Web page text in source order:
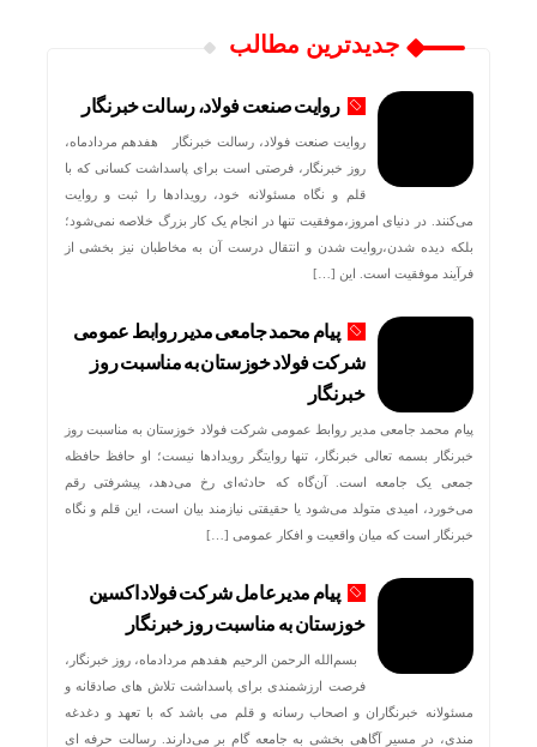
جدیدترین مطالب
روایت صنعت فولاد،‌ رسالت خبرنگار
روایت صنعت فولاد،‌ رسالت خبرنگار هفدهم مردادماه،
روز خبرنگار، فرصتی است برای پاسداشت کسانی که با
قلم و نگاه مسئولانه خود، رویدادها را ثبت و روایت
می‌کنند. در دنیای امروز،موفقیت تنها در انجام یک کار بزرگ خلاصه نمی‌شود؛
بلکه دیده شدن،روایت شدن و انتقال درست آن به مخاطبان نیز بخشی از
فرآیند موفقیت است. این […]
پیام محمد جامعی مدیر روابط عمومی
شرکت فولاد خوزستان به مناسبت روز
خبرنگار
پیام محمد جامعی مدیر روابط عمومی شرکت فولاد خوزستان به مناسبت روز
خبرنگار بسمه تعالی خبرنگار، تنها روایتگر رویدادها نیست؛ او حافظ حافظه
جمعی یک جامعه است. آن‌گاه که حادثه‌ای رخ می‌دهد، پیشرفتی رقم
می‌خورد، امیدی متولد می‌شود یا حقیقتی نیازمند بیان است، این قلم و نگاه
خبرنگار است که میان واقعیت و افکار عمومی […]
پیام مدیرعامل شرکت فولاد اکسین
خوزستان به مناسبت روز خبرنگار
بسم‌الله الرحمن الرحیم هفدهم مردادماه، روز خبرنگار،
فرصت ارزشمندی برای پاسداشت تلاش‌ های صادقانه و
مسئولانه خبرنگاران و اصحاب رسانه و قلم می باشد که با تعهد و دغدغه‌
مندی، در مسیر آگاهی‌ بخشی به جامعه گام بر می‌دارند. رسالت حرفه‌ ای